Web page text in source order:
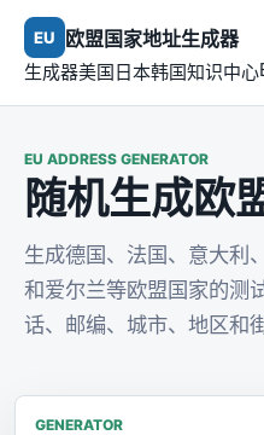
EU 欧盟国家地址生成器
生成器美国日本韩国知识中心
EU ADDRESS GENERATOR
随机生成欧
生成德国、法国、意大利
和爱尔兰等欧盟国家的测
话、邮编、城市、地区和
GENERATOR